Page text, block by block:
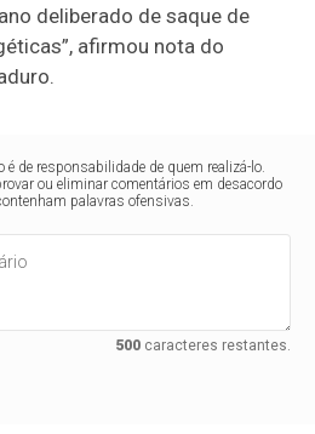
deliberado de saque de
afirmou nota do
de responsabilidade de quem realizá-lo.
ou eliminar comentários em desacordo
palavras ofensivas.
500caracteres restantes.